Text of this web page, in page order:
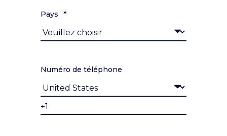
Pays *
Numéro de téléphone